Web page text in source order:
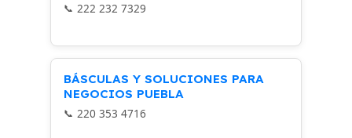
222 232 7329
BÁSCULAS Y SOLUCIONES PARA
NEGOCIOS PUEBLA
220 353 4716